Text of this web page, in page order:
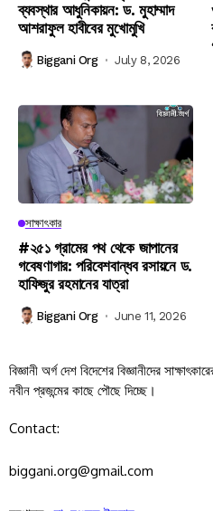
ব্যবস্থার আধুনিকায়ন: ড. মুহাম্মাদ
আশরাফুল হাবীবের মুখোমুখি
Biggani Org July 8, 2026
সাক্ষাৎকার
#২৫১ গ্রামের পথ থেকে জাপানের
গবেষণাগার: পরিবেশবান্ধব রসায়নে ড.
হাফিজুর রহমানের যাত্রা
Biggani Org June 11, 2026
বিজ্ঞানী অর্গ দেশ বিদেশের বিজ্ঞানীদের
নবীন প্রজন্মের কাছে পৌছে দিচ্ছে।
Contact:
biggani.org@gmail.com